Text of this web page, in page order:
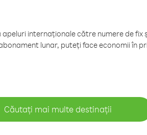
internaționale către numere de fix
lunar, puteți face economii în
Căutați mai multe destinații